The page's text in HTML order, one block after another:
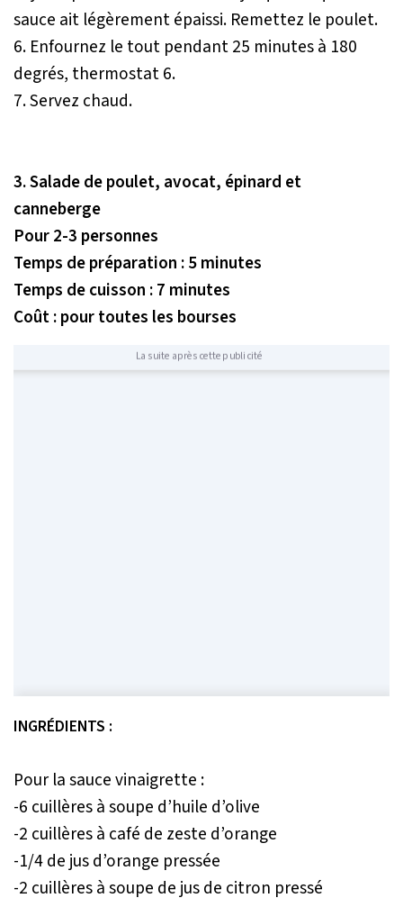
sauce ait légèrement épaissi. Remettez le poulet.
6. Enfournez le tout pendant 25 minutes à 180
degrés, thermostat 6.
7. Servez chaud.
3. Salade de poulet, avocat, épinard et
canneberge
Pour 2-3 personnes
Temps de préparation : 5 minutes
Temps de cuisson : 7 minutes
Coût : pour toutes les bourses
La suite après cette publicité
INGRÉDIENTS :
Pour la sauce vinaigrette :
-6 cuillères à soupe d’huile d’olive
-2 cuillères à café de zeste d’orange
-1/4 de jus d’orange pressée
-2 cuillères à soupe de jus de citron pressé